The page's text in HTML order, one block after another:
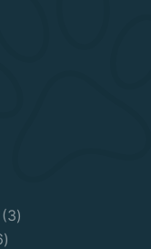
33
6